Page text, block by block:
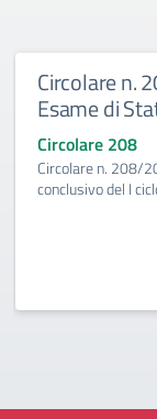
Circolare n.
Esame di
Circolare 208
Circolare n. 208/
conclusivo del I